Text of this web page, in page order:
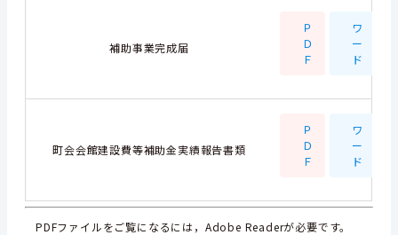
補助事業完成届
Ｐ
Ｄ
Ｆ
ワ
ー
ド
町会会館建設費等補助金実績報告書類
Ｐ
Ｄ
Ｆ
ワ
ー
ド
PDFファイルをご覧になるには，Adobe Readerが必要です。